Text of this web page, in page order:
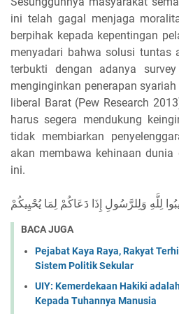
ini telah gagal menjaga
berpihak kepada kepentingan
menyadari bahwa solusi tuntas
terbukti dengan adanya
menginginkan penerapan
liberal Barat (Pew Research
harus segera mendukung
tidak membiarkan
akan membawa kehinaan
ini.
لِلَّهِ وَلِلرَّسُولِ إِذَا دَعَاكُمْ لِمَا يُحْيِيكُمْ
BACA JUGA
Pejabat Kaya Raya, Rakyat
Sistem Politik Sekular
UIY: Kemerdekaan Hakiki
Kepada Tuhannya Manusia